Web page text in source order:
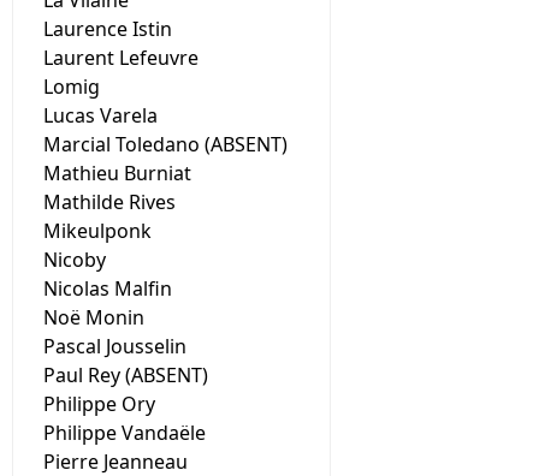
Laurence Istin
Laurent Lefeuvre
Lomig
Lucas Varela
Marcial Toledano (ABSENT)
Mathieu Burniat
Mathilde Rives
Mikeulponk
Nicoby
Nicolas Malfin
Noë Monin
Pascal Jousselin
Paul Rey (ABSENT)
Philippe Ory
Philippe Vandaële
Pierre Jeanneau